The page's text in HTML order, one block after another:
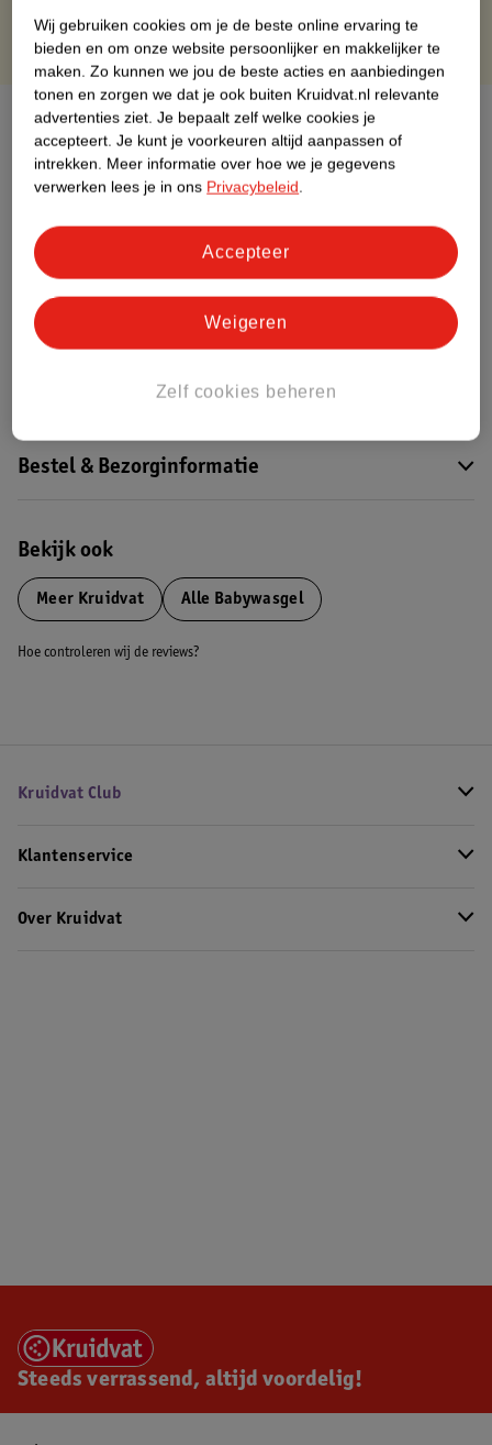
Over dit product
Productinformatie
Etiketinformatie
Nature Impact Score
Dit product heeft (nog) geen Nature
Bestel & Bezorginformatie
Bekijk ook
Meer Kruidvat Alle Babywasgel
Hoe controleren wij de reviews?
Kruidvat Club
Klantenservice
Over Kruidvat
Steeds verrassend, altijd voordelig!
Wij gebruiken cookies om je de beste online ervaring te
bieden en om onze website persoonlijker en makkelijker te
maken. Zo kunnen we jou de beste acties en aanbiedingen
tonen en zorgen we dat je ook buiten Kruidvat.nl relevante
advertenties ziet. Je bepaalt zelf welke cookies je
accepteert. Je kunt je voorkeuren altijd aanpassen of
intrekken. Meer informatie over hoe we je gegevens
verwerken lees je in ons Privacybeleid.
Zelf cookies beheren
Weigeren
Accepteer